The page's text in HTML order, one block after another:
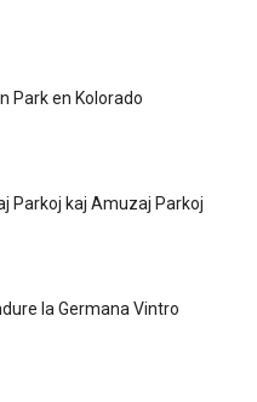
Park en Kolorado
Parkoj kaj Amuzaj Parkoj
la Germana Vintro